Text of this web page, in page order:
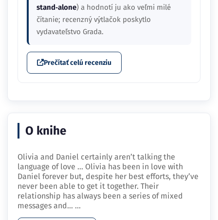
stand‑alone) a hodnotí ju ako veľmi milé
čítanie; recenzný výtlačok poskytlo
vydavateľstvo Grada.
Prečítať celú recenziu
O knihe
Olivia and Daniel certainly aren’t talking the
language of love … Olivia has been in love with
Daniel forever but, despite her best efforts, they’ve
never been able to get it together. Their
relationship has always been a series of mixed
messages and… ...